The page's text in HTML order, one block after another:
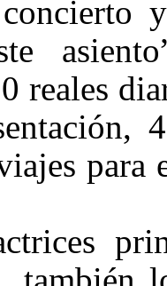
reales